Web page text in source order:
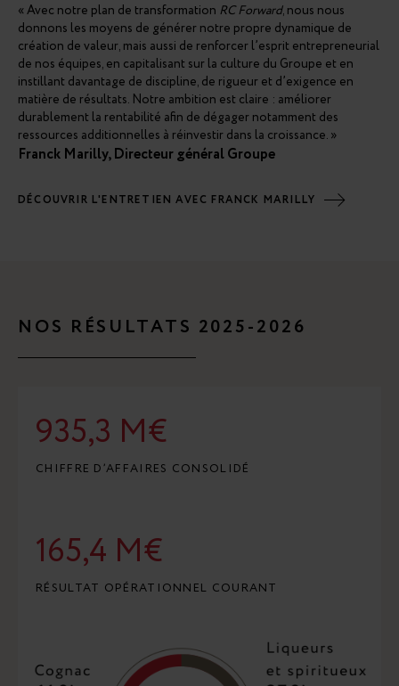
« Avec notre plan de transformation RC Forward, nous nous
donnons les moyens de générer notre propre dynamique de
création de valeur, mais aussi de renforcer l’esprit entrepreneurial
de nos équipes, en capitalisant sur la culture du Groupe et en
instillant davantage de discipline, de rigueur et d’exigence en
matière de résultats. Notre ambition est claire : améliorer
durablement la rentabilité afin de dégager notamment des
ressources additionnelles à réinvestir dans la croissance. »
Franck Marilly, Directeur général Groupe
DÉCOUVRIR L'ENTRETIEN AVEC FRANCK MARILLY
NOS RÉSULTATS 2025-2026
935,3 M€
CHIFFRE D’AFFAIRES CONSOLIDÉ
165,4 M€
RÉSULTAT OPÉRATIONNEL COURANT